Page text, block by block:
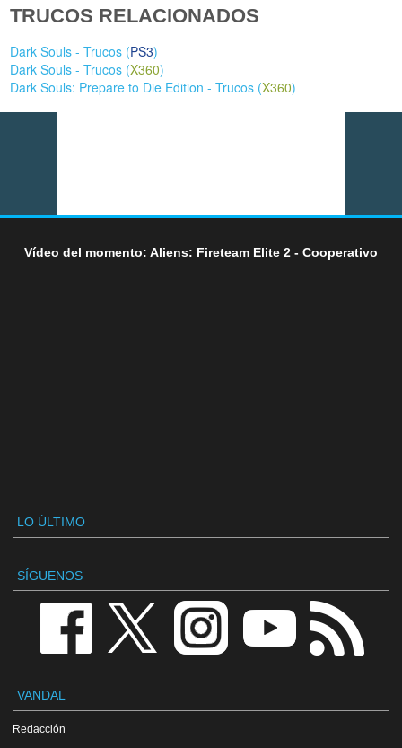
TRUCOS RELACIONADOS
Dark Souls - Trucos (PS3)
Dark Souls - Trucos (X360)
Dark Souls: Prepare to Die Edition - Trucos (X360)
Vídeo del momento: Aliens: Fireteam Elite 2 - Cooperativo
LO ÚLTIMO
SÍGUENOS
VANDAL
Redacción